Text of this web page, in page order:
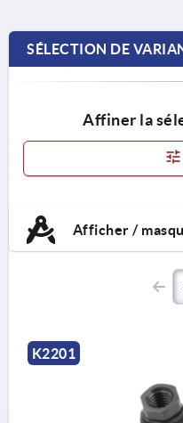
SÉLECTION DE
Affiner la
Afficher /
K2201